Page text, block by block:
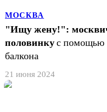
МОСКВА
"Ищу жену!":
половинкус помощью
балкона
21 июня 2024